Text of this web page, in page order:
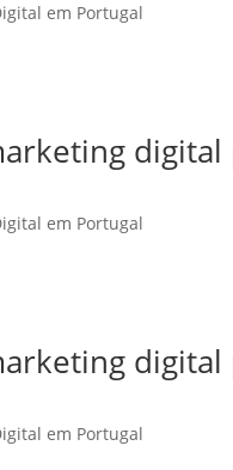
em Portugal
em Portugal
em Portugal